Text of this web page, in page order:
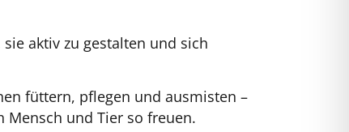
aktiv zu gestalten und sich
füttern, pflegen und ausmisten –
Mensch und Tier so freuen.